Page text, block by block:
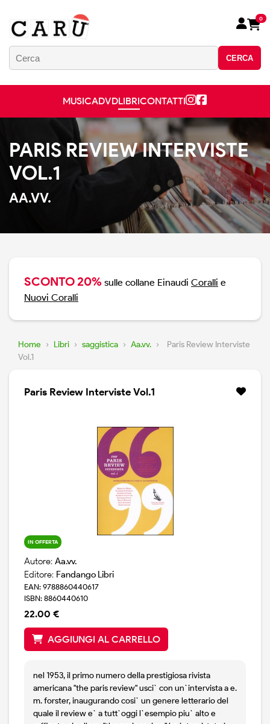
CERCA
0
MUSICADVDLIBRICONTATTI
PARIS REVIEW INTERVISTE
VOL.1
AA.VV.
SCONTO 20% sulle collane Einaudi Coralli e
Nuovi Coralli
Home › Libri › saggistica › Aa.vv. ›
Paris Review Interviste
Vol.1
Paris Review Interviste Vol.1
IN OFFERTA
Autore: Aa.vv.
Editore: Fandango Libri
EAN: 9788860440617
ISBN: 8860440610
22.00 €
AGGIUNGI AL CARRELLO
nel 1953, il primo numero della prestigiosa rivista
americana "the paris review" usci` con un`intervista a e.
m. forster, inaugurando cosi` un genere letterario del
quale il review e` a tutt`oggi l`esempio piu` alto e